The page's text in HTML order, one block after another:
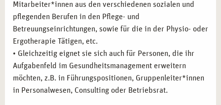
Mitarbeiter*innen aus den verschiedenen sozialen und
pflegenden Berufen in den Pflege- und
Betreuungseinrichtungen, sowie für die in der Physio- oder
Ergotherapie Tätigen, etc.
• Gleichzeitig eignet sie sich auch für Personen, die ihr
Aufgabenfeld im Gesundheitsmanagement erweitern
möchten, z.B. in Führungspositionen, Gruppenleiter*innen
in Personalwesen, Consulting oder Betriebsrat.